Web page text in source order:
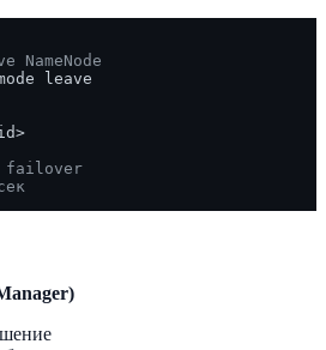
NameNode
leave
failover